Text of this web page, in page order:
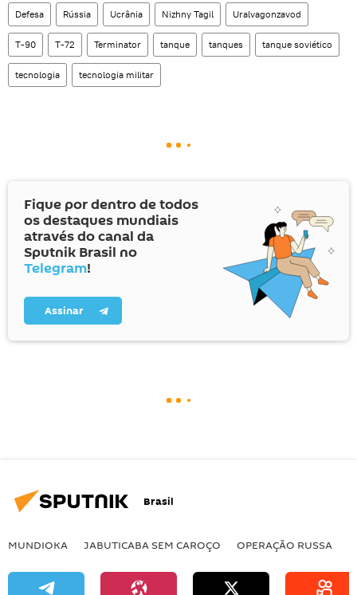
Defesa Rússia Ucrânia Nizhny Tagil Uralvagonzavod
T-90 T-72 Terminator tanque tanques tanque soviético
tecnologia tecnologia militar
Fique por dentro de todos
os destaques mundiais
através do canal da
Sputnik Brasil no
Telegram!
Assinar
Brasil
MUNDIOKA JABUTICABA SEM CAROÇO OPERAÇÃO RUSSA